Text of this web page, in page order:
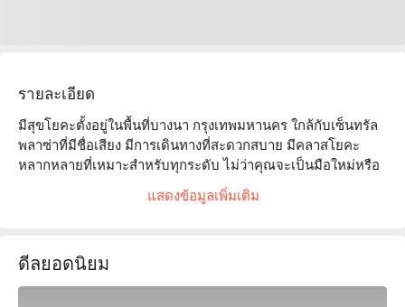
รายละเอียด
มีสุขโยคะตั้งอยู่ในพื้นที่บางนา กรุงเทพมหานคร ใกล้กับเซ็นทรัล
พลาซ่าที่มีชื่อเสียง มีการเดินทางที่สะดวกสบาย มีคลาสโยคะ
หลากหลายที่เหมาะสำหรับทุกระดับ ไม่ว่าคุณจะเป็นมือใหม่หรือ
ผู้ฝึกฝนขั้นสูง สภาพแวดล้อมสะดวกสบายและบรรยากาศผ่อน
คลาย ได้รับคำชมอย่างสูงจากลูกค้า โดยมีนักเรียนหลายคน
ความยืดหยุ่น มีสุขโยคะเป็นตัวเลือกที่เหมาะสม แนะนำสำหรับ
เพื่อนๆ ที่ต้องการใช้ชีวิตอย่างมีสุขภาพดี จองผ่าน FunNow เพื่อ
แสดงข้อมูลเพิ่มเติม
ดีลยอดนิยม